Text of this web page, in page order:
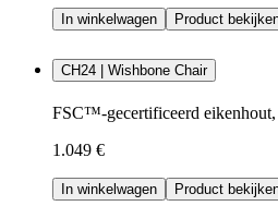
In winkelwagen Product
CH24 | Wishbone Chair
FSC™-gecertificeerd eikenhout,
1.049 €
In winkelwagen Product